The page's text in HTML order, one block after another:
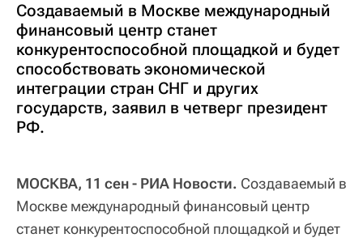
Создаваемый в Москве международный
финансовый центр станет
конкурентоспособной площадкой и будет
способствовать экономической
интеграции стран СНГ и других
государств, заявил в четверг президент
РФ.
МОСКВА, 11 сен - РИА Новости. Создаваемый в
Москве международный финансовый центр
станет конкурентоспособной площадкой и будет